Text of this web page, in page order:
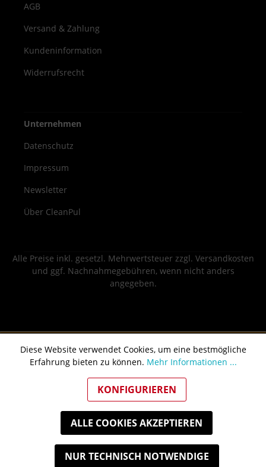
behüllte Viren VAH-gelistet und EN-geprüft
Sanft zur Haut durch pflegende
ideal für den täglichen Gebrauch Dr.
Schumacher Descoderm Haut- und
die ideale Lösung für hygienische
Händedesinfektion in allen professionellen
AGB
Versand & Zahlung
Kundeninformation
Widerrufsrecht
Unternehmen
Datenschutz
Impressum
Newsletter
Über CleanPul
Alle Preise inkl. gesetzl. Mehrwertsteuer zzgl. Versandkosten
und ggf. Nachnahmegebühren, wenn nicht anders
angegeben.
Diese Website verwendet Cookies, um eine bestmögliche
Erfahrung bieten zu können. Mehr Informationen ...
NUR TECHNISCH NOTWENDIGE
KONFIGURIEREN
ALLE COOKIES AKZEPTIEREN